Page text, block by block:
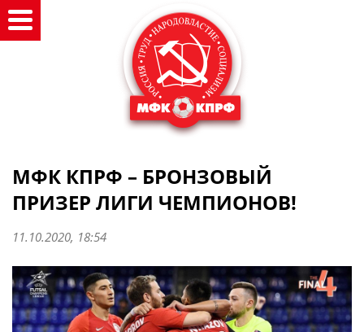
МФК КПРФ – БРОНЗОВЫЙ
ПРИЗЕР ЛИГИ ЧЕМПИОНОВ!
11.10.2020, 18:54